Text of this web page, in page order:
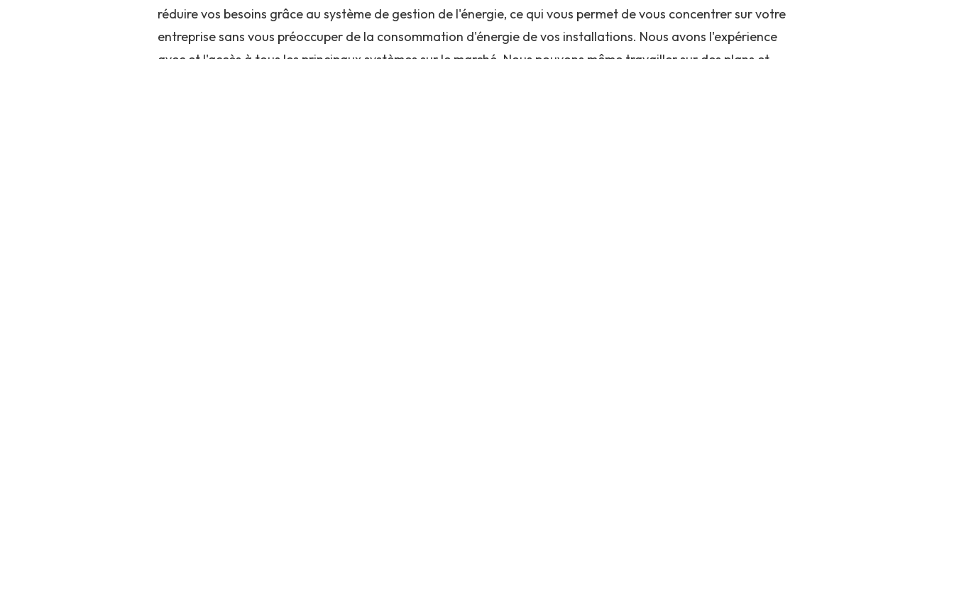
réduire vos besoins grâce au système de gestion de l'énergie, ce qui vous permet de vous concentrer sur votre
entreprise sans vous préoccuper de la consommation d'énergie de vos installations. Nous avons l'expérience
avec et l'accès à tous les principaux systèmes sur le marché. Nous pouvons même travailler sur des plans et